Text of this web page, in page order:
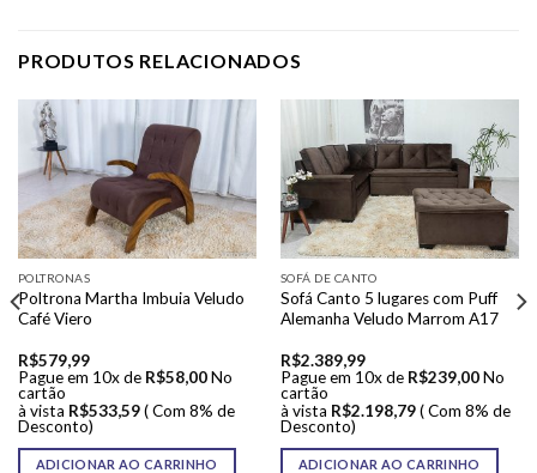
PRODUTOS RELACIONADOS
POLTRONAS
Poltrona Martha Imbuia Veludo
Café Viero
R$579,99
Pague em 10x de R$58,00 No
cartão
à vista R$533,59 ( Com 8% de
Desconto)
ADICIONAR AO CARRINHO
SOFÁ DE CANTO
Sofá Canto 5 lugares com Puff
Alemanha Veludo Marrom A17
R$2.389,99
Pague em 10x de R$239,00 No
cartão
à vista R$2.198,79 ( Com 8% de
Desconto)
ADICIONAR AO CARRINHO